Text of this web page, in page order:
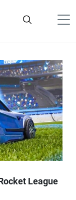
League